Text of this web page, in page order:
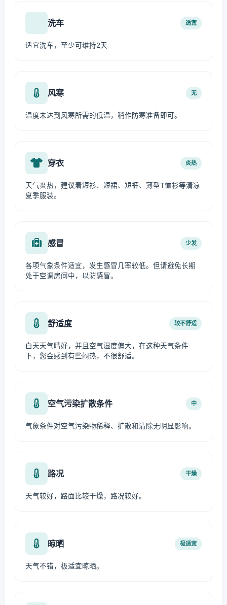
洗车 适宜
适宜洗车，至少可维持2天
风寒 无
温度未达到风寒所需的低温，稍作防寒准备即可。
穿衣 炎热
天气炎热，建议着短衫、短裙、短裤、薄型T恤衫等清凉
夏季服装。
感冒 少发
各项气象条件适宜，发生感冒几率较低。但请避免长期
处于空调房间中，以防感冒。
舒适度 较不舒适
白天天气晴好，并且空气湿度偏大，在这种天气条件
下，您会感到有些闷热，不很舒适。
空气污染扩散条件 中
气象条件对空气污染物稀释、扩散和清除无明显影响。
路况 干燥
天气较好，路面比较干燥，路况较好。
晾晒 极适宜
天气不错，极适宜晾晒。